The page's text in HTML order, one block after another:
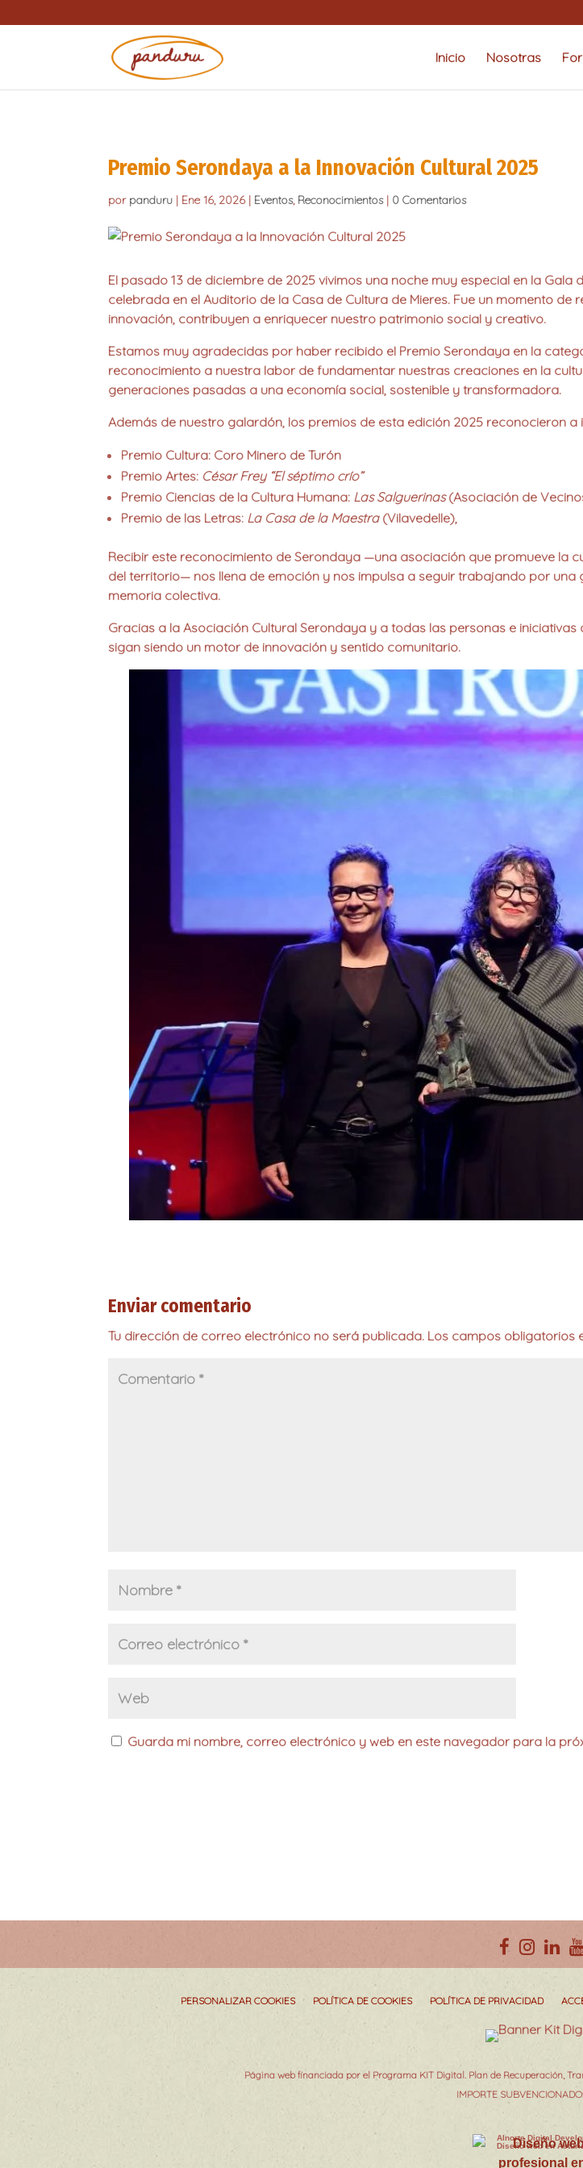
to
Inicio Nosotras
Premio Serondaya a la Innovación Cultural 2025
por panduru | Ene 16, 2026| Eventos, Reconocimientos| 0 Comentarios
El pasado13 de diciembre de 2025 vivimos una noche muy especial en la Gala
celebrada en el Auditorio de la Casa de Cultura de Mieres. Fue un momento
innovación, contribuyen a enriquecer nuestro patrimonio social y creativo.
Estamos muy agradecidas por haber recibido el Premio Serondaya en la
reconocimiento a nuestra labor defundamentar nuestras creaciones en la
generaciones pasadas a una economía social, sostenible y transformadora.
Además de nuestro galardón, los premios de esta edición 2025 reconocieron a
Premio Cultura: Coro Minero de Turón
Premio Artes: César Frey “El séptimo crío”
Premio Ciencias de la Cultura Humana: Las Salguerinas(Asociación de
Premio de las Letras: La Casa de la Maestra(Vilavedelle),
Recibir este reconocimiento deSerondaya —una asociación que promueve la
del territorio— nos llena de emoción y nos impulsa a seguir trabajando por una
memoria colectiva.
Gracias a laAsociación Cultural Serondaya y a todas las personas e
sigan siendo un motor de innovación y sentido comunitario.
Enviar comentario
Tu dirección de correo electrónico no será publicada. Los campos
Guarda mi nombre, correo electrónico y web en este navegador para la
PERSONALIZAR COOKIES POLÍTICA DE COOKIES POLÍTICA DE PRIVACIDAD
Página web financiada por el Programa KIT Digital. Plan de Recuperación,
IMPORTE
Alnorte Digital
Diseño web en